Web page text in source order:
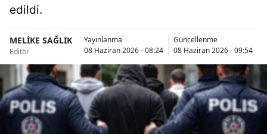
Burdur
Bursa
Çanakkale
Çankırı
edildi.
MELİKE SAĞLIK
Editör
Yayınlanma
08 Haziran 2026 - 08:24
Güncellenme
08 Haziran 2026 - 09:54